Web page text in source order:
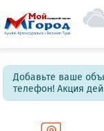
Добавьте ваше
телефон! Акция